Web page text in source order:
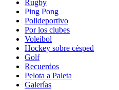
Rugby
Ping Pong
Polideportivo
Por los clubes
Voleibol
Hockey sobre césped
Golf
Recuerdos
Pelota a Paleta
Galerías